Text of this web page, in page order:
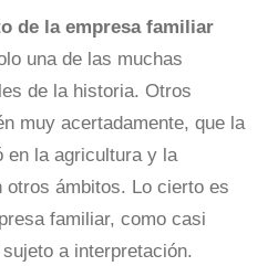
de la empresa familiar
una de las muchas
de la historia. Otros
muy acertadamente, que la
en la agricultura y la
otros ámbitos. Lo cierto es
familiar, como casi
a interpretación.